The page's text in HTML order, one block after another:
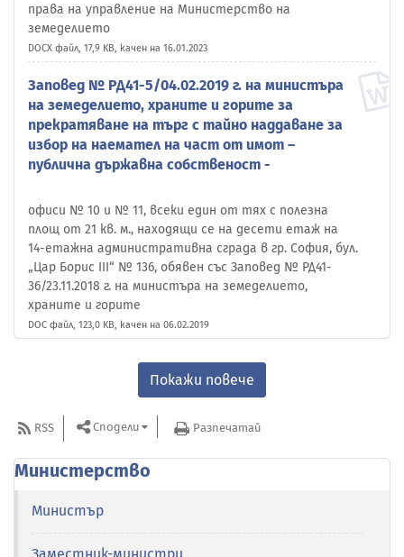
права на управление на Министерство на
земеделието
DOCX файл, 17,9 KB, качен на 16.01.2023
Заповед № РД41-5/04.02.2019 г. на министъра
на земеделието, храните и горите за
прекратяване на търг с тайно наддаване за
избор на наемател на част от имот –
публична държавна собственост -
офиси № 10 и № 11, всеки един от тях с полезна
площ от 21 кв. м., находящи се на десети етаж на
14-етажна административна сграда в гр. София, бул.
„Цар Борис III“ № 136, обявен със Заповед № РД41-
36/23.11.2018 г. на министъра на земеделието,
храните и горите
DOC файл, 123,0 KB, качен на 06.02.2019
Покажи повече
RSS Сподели Разпечатай
Министерство
Министър
Заместник-министри